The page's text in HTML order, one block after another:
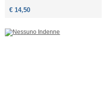
€ 14,50